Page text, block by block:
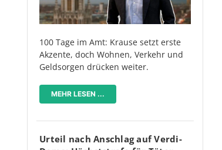
100 Tage im Amt: Krause setzt erste
Akzente, doch Wohnen, Verkehr und
Geldsorgen drücken weiter.
MEHR LESEN ...
Urteil nach Anschlag auf Verdi-